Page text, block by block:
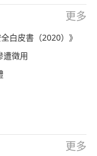
更多
白皮書（2020）》
遭徵用
更多